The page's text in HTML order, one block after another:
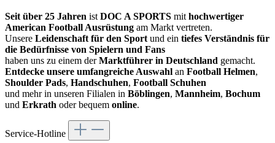
Seit über 25 Jahren ist DOC A SPORTS mit hochwertiger
American Football Ausrüstung am Markt vertreten.
Unsere Leidenschaft für den Sport und ein tiefes Verständnis für
die Bedürfnisse von Spielern und Fans
haben uns zu einem derMarktführer in Deutschland gemacht.
Entdecke unsere umfangreiche Auswahl an Football Helmen,
Shoulder Pads, Handschuhen, Football Schuhen
und mehr in unseren Filialen in Böblingen, Mannheim, Bochum
und Erkrath oder bequem online.
Service-Hotline